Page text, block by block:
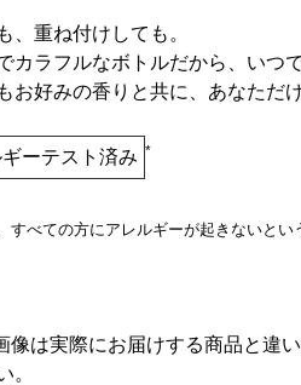
、重ね付けしても。
カラフルなボトルだから、いつ
お好みの香りと共に、あなただ
ーテスト済み *
すべての方にアレルギーが起きないとい
像は実際にお届けする商品と違
。